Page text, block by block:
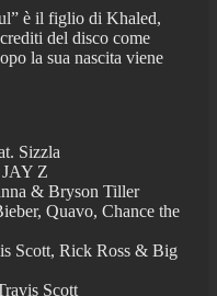
è il figlio di Khaled,
del disco come
la sua nascita viene
Sizzla
Z
& Bryson Tiller
Quavo, Chance the
Scott, Rick Ross & Big
Scott